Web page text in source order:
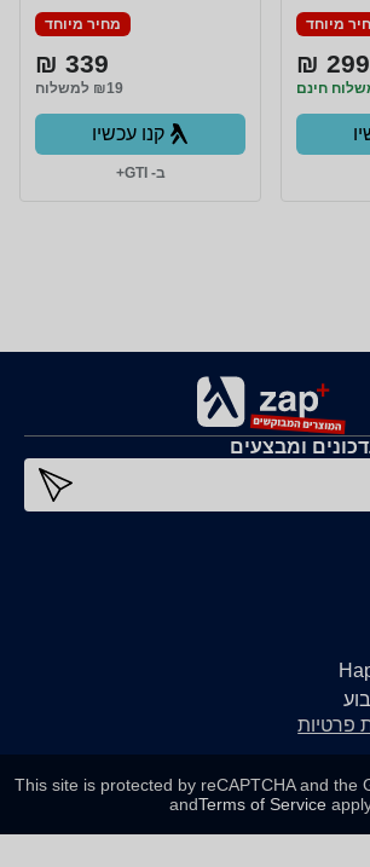
מיוחד
299 ₪
חינם
מחיר מיוחד
339 ₪
₪19 למשלוח
קנו עכשיו
ב- GTI+
ומבצעים
פרטיות
This site is protected by reCAPTCHA and the
andTerms of Service